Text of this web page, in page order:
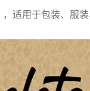
适用于包装、服